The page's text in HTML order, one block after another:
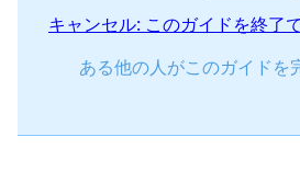
キャンセル: このガイドを終了
ある他の人がこのガイドを